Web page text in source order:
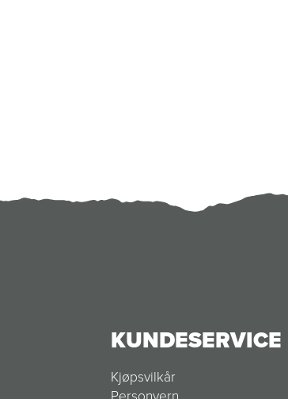
KUNDESERVICE
Kjøpsvilkår